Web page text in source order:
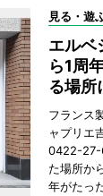
見る・遊
エルベ
ら1周
る場所
フランス
ャプリエ
0422-27-
た場所か
年がたった